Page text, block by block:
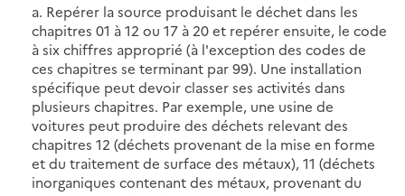
a. Repérer la source produisant le déchet dans les
chapitres 01 à 12 ou 17 à 20 et repérer ensuite, le code
à six chiffres approprié (à l'exception des codes de
ces chapitres se terminant par 99). Une installation
spécifique peut devoir classer ses activités dans
plusieurs chapitres. Par exemple, une usine de
voitures peut produire des déchets relevant des
chapitres 12 (déchets provenant de la mise en forme
et du traitement de surface des métaux), 11 (déchets
inorganiques contenant des métaux, provenant du